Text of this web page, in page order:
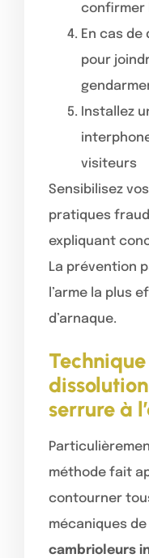
confirmer
En cas de
pour
Installez
visiteurs
Sensibilisez
pratiques
expliquant
La prévention
l’arme la plus
d’arnaque.
serrure à
méthode fait
contourner
mécaniques
cambrioleurs